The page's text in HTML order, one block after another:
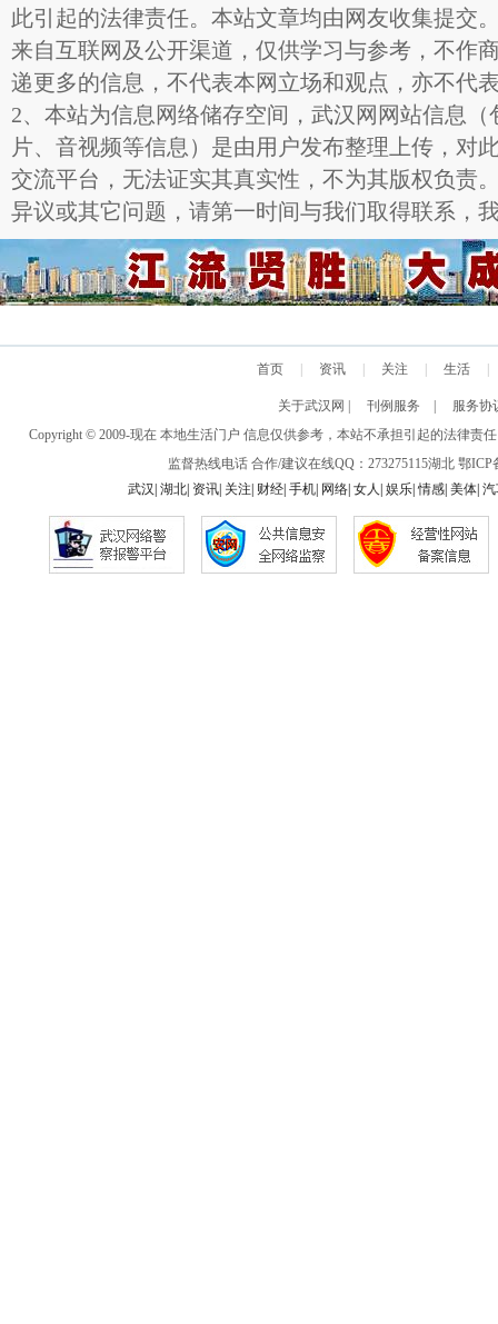
此引起的法律责任。本站文章均由网友收集提交
来自互联网及公开渠道，仅供学习与参考，不作
递更多的信息，不代表本网立场和观点，亦不代
2、本站为信息网络储存空间，武汉网网站信息
片、音视频等信息）是由用户发布整理上传，对
交流平台，无法证实其真实性，不为其版权负责
异议或其它问题，请第一时间与我们取得联系，
首页 资讯 关注 生活
关于武汉网 刊例服务
服务协
Copyright © 2009-现在 本地生活门户 信息仅供参考，本站不承担引起的法律
监督热线电话 合作/建议在线QQ：273275115湖北 鄂ICP
武汉 湖北| 资讯| 关注 财经| 手机| 网络| 女人 娱乐|情感| 美体| 汽